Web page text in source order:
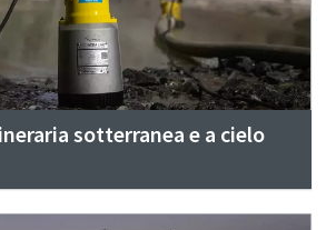
sotterranea e a cielo